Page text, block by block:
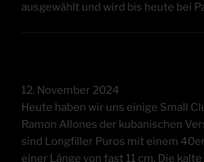
aus­ge­wählt und wird bis heu­te bei
12. Novem­ber 2024
Heu­te haben wir uns eini­ge Small
Ramon Allo­nes der kuba­ni­schen
sind Longfil­ler Pur­os mit einem
einer Län­ge von fast 11 cm. Die